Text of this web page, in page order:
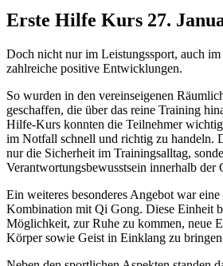
Erste Hilfe Kurs 27.
Doch nicht nur im Leistungssport, auch
zahlreiche positive Entwicklungen.
So wurden in den vereinseigenen
geschaffen, die über das reine Training
Hilfe-Kurs konnten die Teilnehmer
im Notfall schnell und richtig zu handeln.
nur die Sicherheit im Trainingsalltag,
Verantwortungsbewusstsein innerhalb der
Ein weiteres besonderes Angebot war
Kombination mit Qi Gong. Diese Einheit
Möglichkeit, zur Ruhe zu kommen, neue
Körper sowie Geist in Einklang zu